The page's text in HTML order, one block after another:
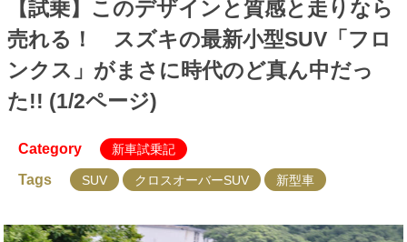
【試乗】このデザインと質感と走りなら
売れる！ スズキの最新小型SUV「フロ
ンクス」がまさに時代のど真ん中だっ
た!! (1/2ページ)
Category 新車試乗記
Tags SUV クロスオーバーSUV 新型車